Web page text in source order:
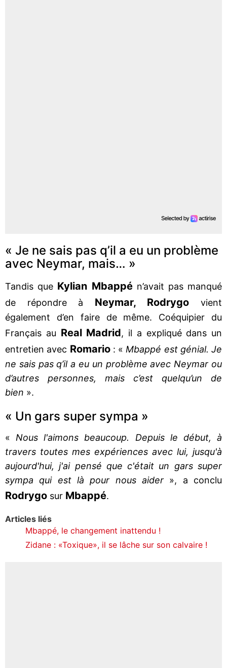
« Je ne sais pas q’il a eu un problème
avec Neymar, mais… »
Tandis que Kylian Mbappén’avait pas manqué
de répondre à Neymar, Rodrygo vient
également d’en faire de même. Coéquipier du
Français au Real Madrid, il a expliqué dans un
entretien avec Romario: « Mbappé est génial. Je
ne sais pas q’il a eu un problème avec Neymar ou
d’autres personnes, mais c’est quelqu’un de
bien ».
« Un gars super sympa »
« Nous l'aimons beaucoup. Depuis le début, à
travers toutes mes expériences avec lui, jusqu'à
aujourd'hui, j'ai pensé que c'était un gars super
sympa qui est là pour nous aider », a conclu
Rodrygo sur Mbappé.
Articles liés
Mbappé, le changement inattendu !
Zidane : «Toxique», il se lâche sur son calvaire !